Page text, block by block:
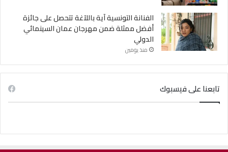
الفنانة التونسية آية باللآغة تتحصل على جائزة
أفضل ممثلة ضمن مهرجان عمان السينمائي
الدولي
منذ يومين
تابعنا على فيسبوك